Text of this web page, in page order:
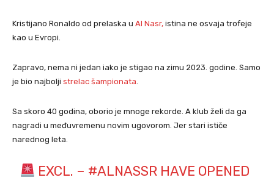
Kristijano Ronaldo od prelaska u Al Nasr, istina ne osvaja trofeje
kao u Evropi.
Zapravo, nema ni jedan iako je stigao na zimu 2023. godine. Samo
je bio najbolji strelac šampionata
Sa skoro 40 godina, oborio je mnoge rekorde. A klub želi da ga
nagradi u međuvremenu novim ugovorom. Jer stari ističe
narednog leta.
EXCL. – #ALNASSR HAVE OPENED